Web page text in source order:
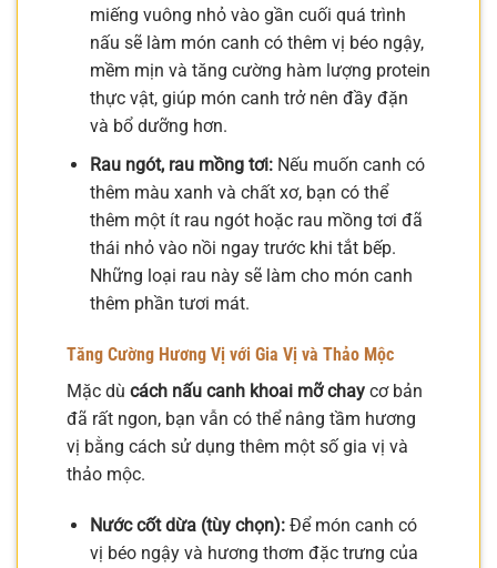
miếng vuông nhỏ vào gần cuối quá trình
nấu sẽ làm món canh có thêm vị béo ngậy,
mềm mịn và tăng cường hàm lượng protein
thực vật, giúp món canh trở nên đầy đặn
và bổ dưỡng hơn.
Rau ngót, rau mồng tơi:Nếu muốn canh có
thêm màu xanh và chất xơ, bạn có thể
thêm một ít rau ngót hoặc rau mồng tơi đã
thái nhỏ vào nồi ngay trước khi tắt bếp.
Những loại rau này sẽ làm cho món canh
thêm phần tươi mát.
Tăng Cường Hương Vị với Gia Vị và Thảo Mộc
Mặc dù cách nấu canh khoai mỡ chay cơ bản
đã rất ngon, bạn vẫn có thể nâng tầm hương
vị bằng cách sử dụng thêm một số gia vị và
thảo mộc.
Nước cốt dừa (tùy chọn):Để món canh có
vị béo ngậy và hương thơm đặc trưng của